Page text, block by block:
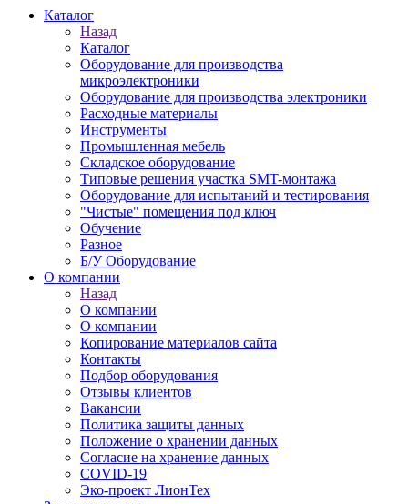
Каталог
Назад
Каталог
Оборудование для производства
микроэлектроники
Оборудование для производства электроники
Расходные материалы
Инструменты
Промышленная мебель
Складское оборудование
Типовые решения участка SMT-монтажа
Оборудование для испытаний и тестирования
"Чистые" помещения под ключ
Обучение
Разное
Б/У Оборудование
О компании
Назад
О компании
О компании
Копирование материалов сайта
Контакты
Подбор оборудования
Отзывы клиентов
Вакансии
Политика защиты данных
Положение о хранении данных
Согласие на хранение данных
COVID-19
Эко-проект ЛионТех